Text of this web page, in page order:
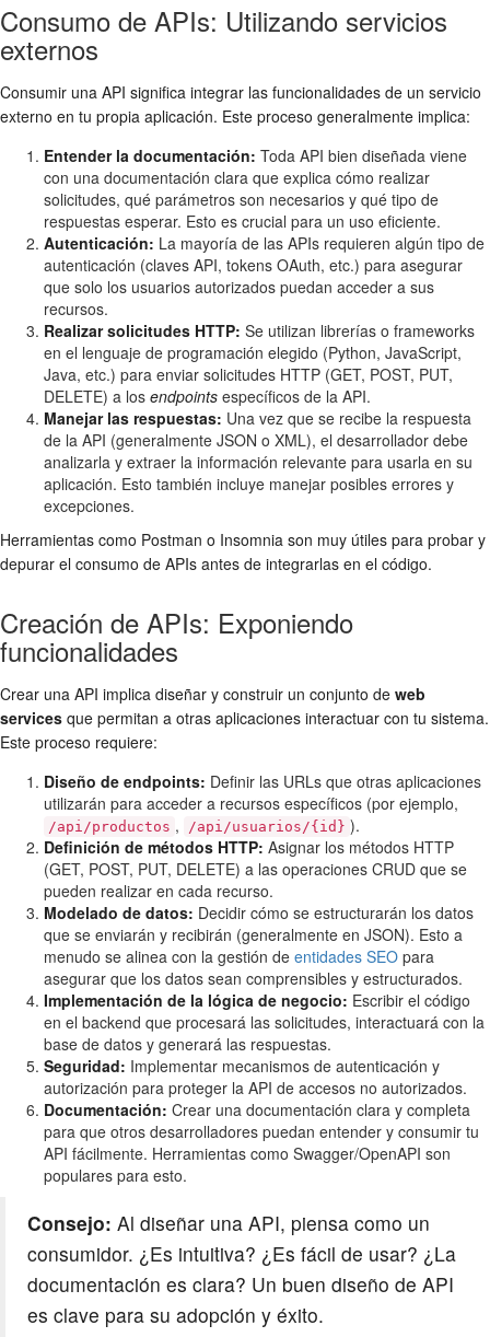
Consumo de APIs: Utilizando servicios
externos
Consumir una API significa integrar las funcionalidades de un servicio
externo en tu propia aplicación. Este proceso generalmente implica:
Entender la documentación: Toda API bien diseñada viene
con una documentación clara que explica cómo realizar
solicitudes, qué parámetros son necesarios y qué tipo de
respuestas esperar. Esto es crucial para un uso eficiente.
Autenticación: La mayoría de las APIs requieren algún tipo de
autenticación (claves API, tokens OAuth, etc.) para asegurar
que solo los usuarios autorizados puedan acceder a sus
recursos.
Realizar solicitudes HTTP: Se utilizan librerías o frameworks
en el lenguaje de programación elegido (Python, JavaScript,
Java, etc.) para enviar solicitudes HTTP (GET, POST, PUT,
DELETE) a los endpoints específicos de la API.
Manejar las respuestas: Una vez que se recibe la respuesta
de la API (generalmente JSON o XML), el desarrollador debe
analizarla y extraer la información relevante para usarla en su
aplicación. Esto también incluye manejar posibles errores y
excepciones.
Herramientas como Postman o Insomnia son muy útiles para probar y
depurar el consumo de APIs antes de integrarlas en el código.
Creación de APIs: Exponiendo
funcionalidades
Crear una API implica diseñar y construir un conjunto de web
services que permitan a otras aplicaciones interactuar con tu sistema.
Este proceso requiere:
Diseño de endpoints: Definir las URLs que otras aplicaciones
utilizarán para acceder a recursos específicos (por ejemplo,
/api/productos , /api/usuarios/{id} ).
Definición de métodos HTTP: Asignar los métodos HTTP
(GET, POST, PUT, DELETE) a las operaciones CRUD que se
pueden realizar en cada recurso.
Modelado de datos: Decidir cómo se estructurarán los datos
que se enviarán y recibirán (generalmente en JSON). Esto a
menudo se alinea con la gestión de entidades SEO para
asegurar que los datos sean comprensibles y estructurados.
Implementación de la lógica de negocio: Escribir el código
en el backend que procesará las solicitudes, interactuará con la
base de datos y generará las respuestas.
Seguridad: Implementar mecanismos de autenticación y
autorización para proteger la API de accesos no autorizados.
Documentación: Crear una documentación clara y completa
para que otros desarrolladores puedan entender y consumir tu
API fácilmente. Herramientas como Swagger/OpenAPI son
populares para esto.
Consejo: Al diseñar una API, piensa como un
consumidor. ¿Es intuitiva? ¿Es fácil de usar? ¿La
documentación es clara? Un buen diseño de API
es clave para su adopción y éxito.